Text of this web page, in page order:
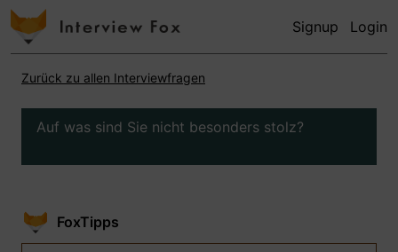
Signup Login
Zurück zu allen Interviewfragen
Auf was sind Sie nicht besonders stolz?
FoxTipps